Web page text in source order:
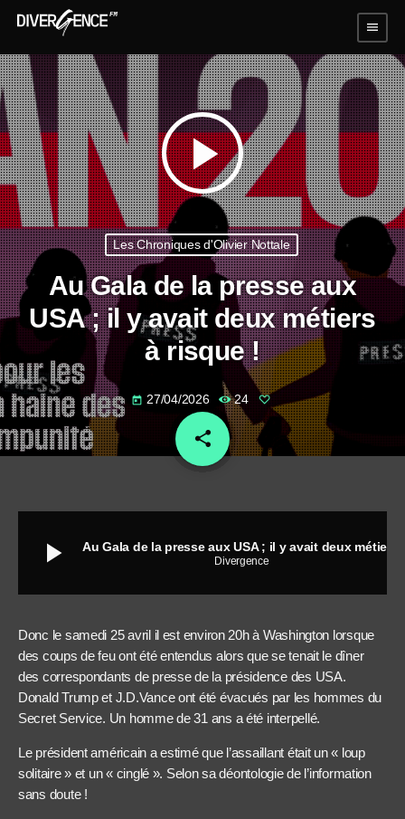
menu
play_arrow
Les Chroniques d'Olivier Nottale
Au Gala de la presse aux
USA ; il y avait deux métiers
à risque !
today 27/04/2026 24
share
email
play_arrow Au Gala de la presse aux USA ; il y avait deux métiers à risque !
Divergence
Donc le samedi 25 avril il est environ 20h à Washington lorsque
des coups de feu ont été entendus alors que se tenait le dîner
des correspondants de presse de la présidence des USA.
Donald Trump et J.D.Vance ont été évacués par les hommes du
Secret Service. Un homme de 31 ans a été interpellé.
Le président américain a estimé que l’assaillant était un « loup
solitaire » et un « cinglé ». Selon sa déontologie de l’information
sans doute !